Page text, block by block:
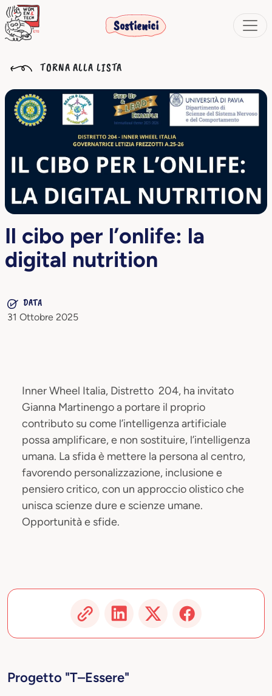
Sostienici
TORNA ALLA LISTA
Il cibo per l’onlife: la
digital nutrition
DATA
31 Ottobre 2025
Inner Wheel Italia, Distretto 204, ha invitato
Gianna Martinengo a portare il proprio
contributo su come l’intelligenza artificiale
possa amplificare, e non sostituire, l’intelligenza
umana. La sfida è mettere la persona al centro,
favorendo personalizzazione, inclusione e
pensiero critico, con un approccio olistico che
unisca scienze dure e scienze umane.
Opportunità e sfide.
Progetto "T–Essere"